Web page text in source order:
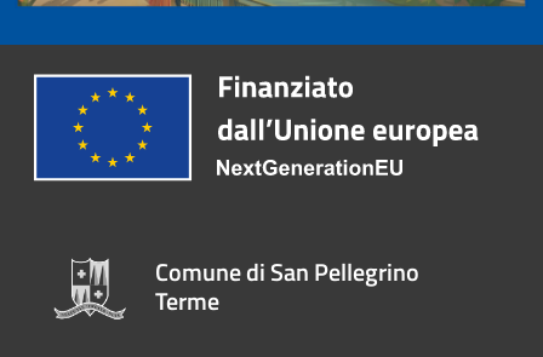
Comune di San Pellegrino
Terme